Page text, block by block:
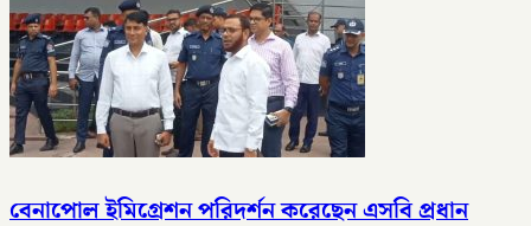
বেনাপোল ইমিগ্রেশন পরিদর্শন করেছেন এসবি প্রধান